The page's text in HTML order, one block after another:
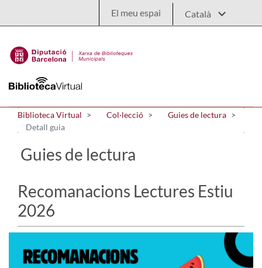
El meu espai
Biblioteca Virtual Col·lecció
Guies de lectura
Detall guia
Guies de lectura
Recomanacions Lectures Estiu
2026